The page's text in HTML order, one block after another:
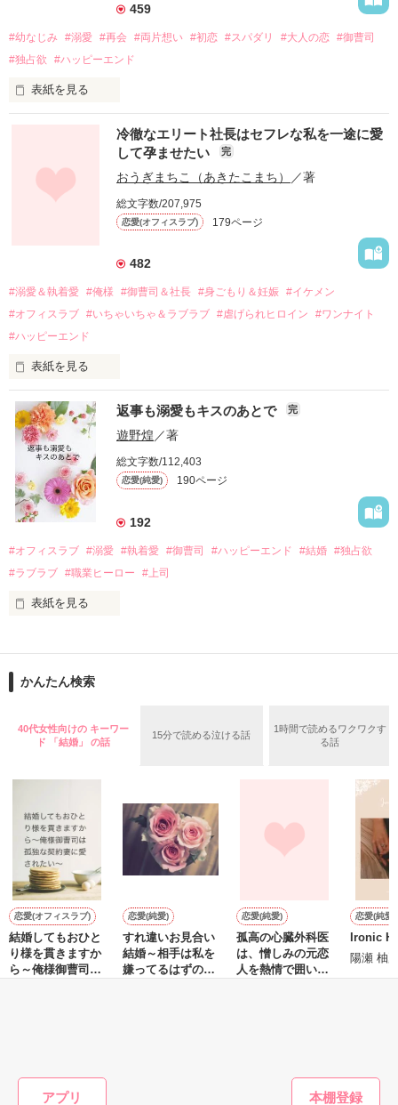
アプリ
459
#幼なじみ #溺愛 #再会 #両片想い #初恋 #スパダリ #大人の恋 #御曹司
#独占欲
#ハッピーエンド
表紙を見る
幼なじみの哲平に淡い恋心を抱いていた美桜。
しかし、ある出来事をきっかけに二人の関係は壊れてしまう。
関係修復もできないまま、美桜は両親の離婚によって
引っ越すことになり、哲平とも離れ離れになった。
それから約十二年後。
過去の傷から、二度と会いたくないと思っていた哲平に
運命のような再会を果たす。
酔った勢いで一夜を共にしてしまった。
さらに、美桜が初めてだと知った哲平は
『責任をとる、結婚しよう』と真っ直ぐに告げてきた。
戸惑う美桜とは裏腹に、好きという気持ちを隠すことなく
甘やかしてくる。
そんなある日、哲平は美桜がストーカー被害に
遭っていることを知る。
美桜を守るため、哲平は同居を提案してきて――。
夏木美桜(なつきみお)
鳴海哲平 (なるみてっぺい)
2026.6.5～2026.7.25
＊以前、公開していた話の改稿版です＊
作品を読む
冷徹なエリート社長はセフレな私を一途に愛
して孕ませたい
完
おうぎまちこ（あきたこまち） ／著
総文字数/207,975
恋愛(オフィスラブ) 179ページ
482
#溺愛＆執着愛 #俺様 #御曹司＆社長 #身ごもり＆妊娠 #イケメン
#オフィスラブ #いちゃいちゃ＆ラブラブ #虐げられヒロイン
#ワンナイト
#ハッピーエンド
表紙を見る
おかしな噂を流されて前の職場でうまくいかなかった梅田美
桜は、海外で傷心旅行をしていたところ、日本人美青年と出会
い、酒の勢いもあり一夜限りの関係となる。
帰国後、美桜は新しい職場でワンナイトした美青年と再会。
なんと彼の正体は、とある財閥御曹司にも関わらず、一族を離
れて起業した新進気鋭の実業家、社内でも冷徹だと評判な社長
――御影恭司その人だったのだ――！
なぜか恭司から飼い猫の世話係を命じられた美桜は、猫の世
の関係となってしまい――？
返事も溺愛もキスのあとで 完
遊野煌／著
総文字数/112,403
恋愛(純愛) 190ページ
192
#オフィスラブ #溺愛 #執着愛 #御曹司 #ハッピーエンド #結婚 #独占欲
#ラブラブ #職業ヒーロー #上司
表紙を見る
ションの企画戦略室で働いている。
めた、同期で恋人の石垣守（26）がいるのだが、後輩の姫原由
いた。
守と由羅から『便利屋雛子』と馬鹿にされ、一人こっそり泣い
鷹哉『宜しくな、俺の雛子』🦅
雛子『俺の……ひぃ、雛子？！！！』🐥
シゴデキで冷徹な上司が見せる素顔は、なぜか想像以上に甘く
て……🐥💓🦅
※表紙も作中使用の画像も全てフリー素材です。
※執筆期間2026.6.3〜7.20完結です。
※他サイトさんにて恋愛トレンド1位でした〜良かったら読ん
かんたん検索
40代女性向けの キーワー
ド 「結婚」 の話
15分で読める泣ける話
1時間で読めるワクワクす
る話
恋愛(オフィスラブ)
結婚してもおひと
り様を貫きますか
ら～俺様御曹司は
恋愛(純愛)
すれ違いお見合い
結婚～相手は私を
嫌ってるはずの幼
恋愛(純愛)
孤高の心臓外科医
は、憎しみの元恋
人を熱情で囲い込
恋愛(純愛)
Ironic
陽瀬 柚